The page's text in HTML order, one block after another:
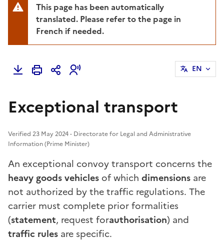
This page has been automatically
translated. Please refer to the page in
French if needed.
EN
Exceptional transport
Verified 23 May 2024 - Directorate for Legal and Administrative
Information (Prime Minister)
An exceptional convoy transport concerns the
heavy goods vehicles of which dimensions are
not authorized by the traffic regulations. The
carrier must complete prior formalities
(statement, request forauthorisation) and
traffic rules are specific.